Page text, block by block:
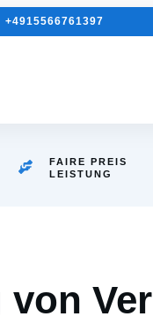
+4915566761397
FAIRE PREIS
LEISTUNG